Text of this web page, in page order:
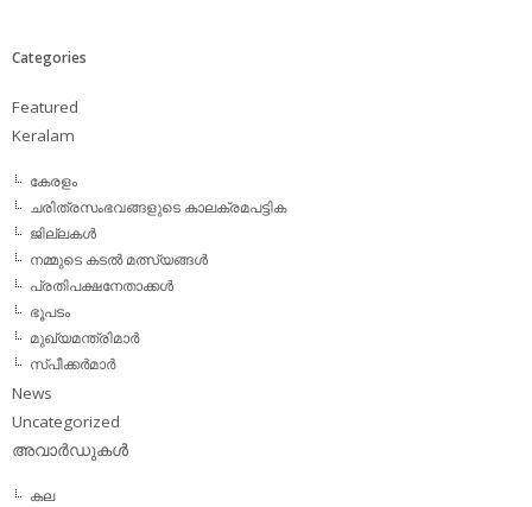
Categories
Featured
Keralam
കേരളം
ചരിത്രസംഭവങ്ങളുടെ കാലക്രമപട്ടിക
ജില്ലകള്‍
നമ്മുടെ കടല്‍ മത്സ്യങ്ങള്‍
പ്രതിപക്ഷനേതാക്കള്‍
ഭൂപടം
മുഖ്യമന്ത്രിമാര്‍
സ്പീക്കര്‍മാര്‍
News
Uncategorized
അവാര്‍ഡുകള്‍
കല